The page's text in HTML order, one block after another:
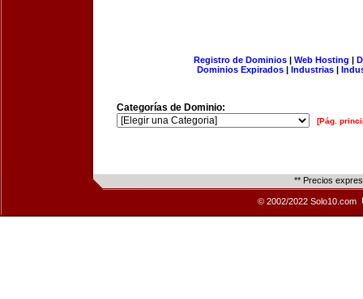
Registro de Dominios| Web Hosting |
Dominios Expirados | Industrias |
Categorías de Dominio:
[Pág.
** Precios
© 2002/2022 Solo10.com